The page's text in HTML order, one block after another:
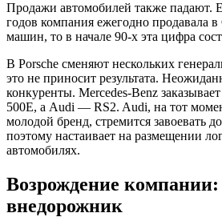
Продажи автомобилей также падают.
годов компания ежегодно продавала
машин, то в начале 90-х эта цифра
В Porsche сменяют нескольких
это не приносит результата.
конкуренты. Mercedes-Benz
500E, а Audi — RS2. Audi, на тот
молодой бренд, стремится завоевать
поэтому настаивает на размещении
автомобилях.
Возрождение
внедорожник